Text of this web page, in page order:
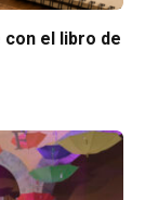
con el libro de